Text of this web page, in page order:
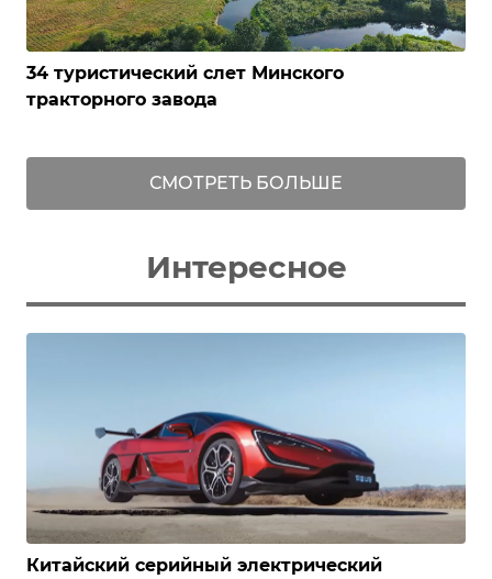
34 туристический слет Минского
тракторного завода
СМОТРЕТЬ БОЛЬШЕ
Интересное
Китайский серийный электрический